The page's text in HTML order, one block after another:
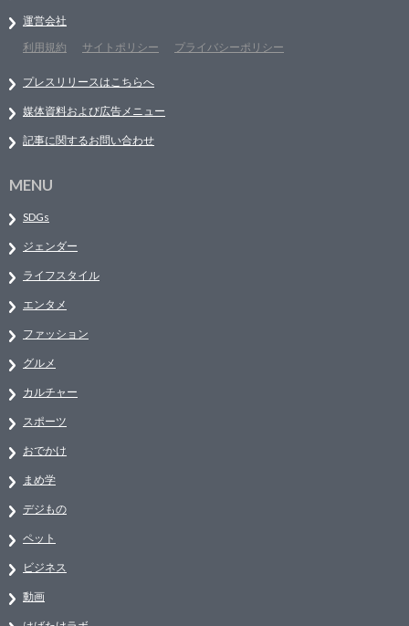
運営会社
利用規約
サイトポリシー プライバシーポリシー
プレスリリースはこちらへ
媒体資料および広告メニュー
記事に関するお問い合わせ
MENU
SDGs
ジェンダー
ライフスタイル
エンタメ
ファッション
グルメ
カルチャー
スポーツ
おでかけ
まめ学
デジもの
ペット
ビジネス
動画